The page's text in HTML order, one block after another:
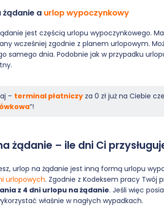
żądanie a urlop wypoczynkowy
jest częścią urlopu wypoczynkowego.
wcześniej zgodnie z planem urlopowym.
samego dnia. Podobnie jak w przypadku
– terminal płatniczy za 0 zł już na Ciebie
”!
żądanie – ile dni Ci
urlop na żądanie jest inną formą urlopu
urlopowych. Zgodnie z Kodeksem pracy Twój
z 4 dni urlopu na żądanie. Jeśli więc
właśnie w nagłych wypadkach.